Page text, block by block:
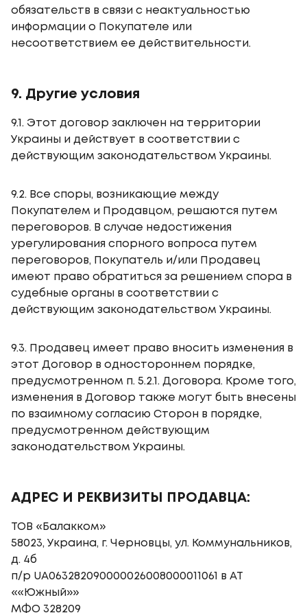
обязательств в связи с неактуальностью
информации о Покупателе или
несоответствием ее действительности.
9. Другие условия
9.1. Этот договор заключен на территории
Украины и действует в соответствии с
действующим законодательством Украины.
9.2. Все споры, возникающие между
Покупателем и Продавцом, решаются путем
переговоров. В случае недостижения
урегулирования спорного вопроса путем
переговоров, Покупатель и/или Продавец
имеют право обратиться за решением спора в
судебные органы в соответствии с
действующим законодательством Украины.
9.3. Продавец имеет право вносить изменения в
этот Договор в одностороннем порядке,
предусмотренном п. 5.2.1. Договора. Кроме того,
изменения в Договор также могут быть внесены
по взаимному согласию Сторон в порядке,
предусмотренном действующим
законодательством Украины.
АДРЕС И РЕКВИЗИТЫ ПРОДАВЦА:
ТОВ «Балакком»
58023, Украина, г. Черновцы, ул. Коммунальников,
д. 4б
п/р UA063282090000026008000011061 в АТ
««Южный»»
МФО 328209